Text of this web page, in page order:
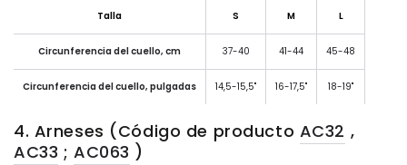
Talla S M L
Circunferencia del cuello, cm 37-40 41-44 45-48
Circunferencia del cuello, pulgadas 14,5-15,5" 16-17,5" 18-19"
4. Arneses (Código de producto AC32 ,
AC33 ; AC063 )